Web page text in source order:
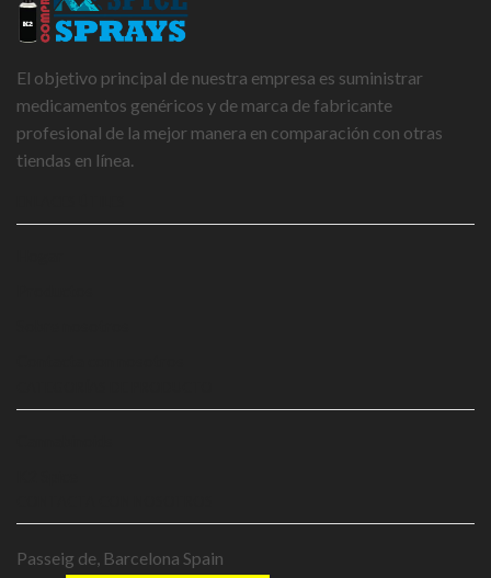
El objetivo principal de nuestra empresa es suministrar
medicamentos genéricos y de marca de fabricante
profesional de la mejor manera en comparación con otras
tiendas en línea.
Passeig de, Barcelona Spain